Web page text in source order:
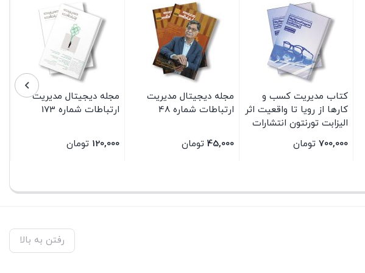
کتاب مدیریت کسب و
کارها از رویا تا واقعیت اثر
الیزابت تورنتون انتشارات
700,000 تومان
مجله دیجیتال مدیریت
ارتباطات شماره 48
45,000 تومان
مجله دیجیتال مدیریت
ارتباطات شماره 173
120,000 تومان
رفتن به بالا